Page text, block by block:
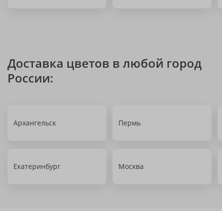
Доставка цветов в любой город
России:
Архангельск Пермь
Екатеринбург Москва